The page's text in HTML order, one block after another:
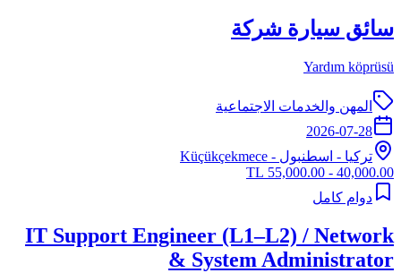
سائق سيارة شركة
Yardım köprüsü
المهن والخدمات الاجتماعية
2026-07-28
تركيا - اسطنبول - Küçükçekmece
40,000.00 - 55,000.00 TL
دوام كامل
IT Support Engineer (L1–L2) / Network
& System Administrator